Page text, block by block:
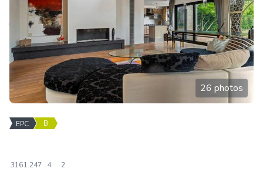
26 photos
EPC B
3161.247 4 2